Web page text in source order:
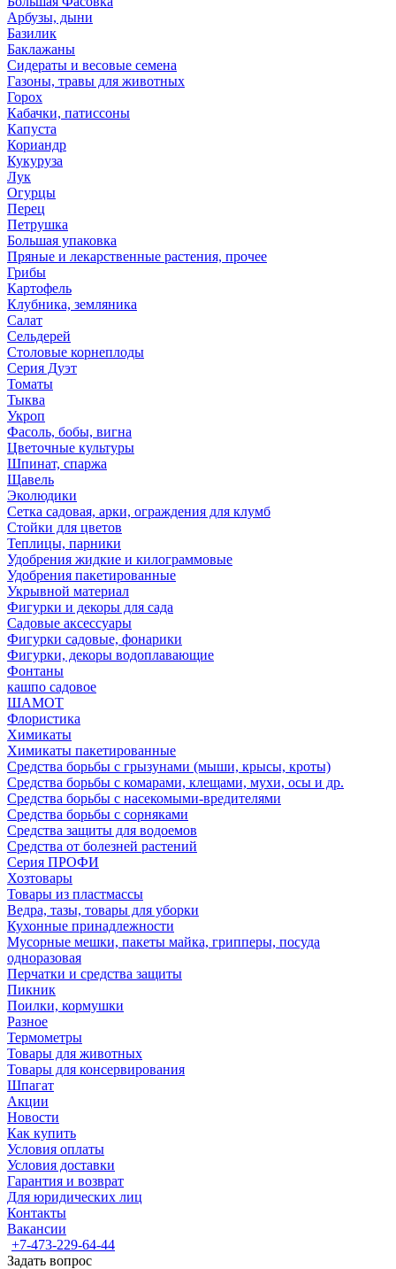
Арбузы, дыни
Базилик
Баклажаны
Сидераты и весовые семена
Газоны, травы для животных
Горох
Кабачки, патиссоны
Капуста
Кориандр
Кукуруза
Лук
Огурцы
Перец
Петрушка
Большая упаковка
Пряные и лекарственные растения, прочее
Грибы
Картофель
Клубника, земляника
Салат
Сельдерей
Столовые корнеплоды
Серия Дуэт
Томаты
Тыква
Укроп
Фасоль, бобы, вигна
Цветочные культуры
Шпинат, спаржа
Щавель
Эколюдики
Сетка садовая, арки, ограждения для клумб
Стойки для цветов
Теплицы, парники
Удобрения жидкие и килограммовые
Удобрения пакетированные
Укрывной материал
Фигурки и декоры для сада
Садовые аксессуары
Фигурки садовые, фонарики
Фигурки, декоры водоплавающие
Фонтаны
кашпо садовое
ШАМОТ
Флористика
Химикаты
Химикаты пакетированные
Средства борьбы с грызунами (мыши, крысы, кроты)
Средства борьбы с комарами, клещами, мухи, осы и др.
Средства борьбы с насекомыми-вредителями
Средства борьбы с сорняками
Средства защиты для водоемов
Средства от болезней растений
Серия ПРОФИ
Хозтовары
Товары из пластмассы
Ведра, тазы, товары для уборки
Кухонные принадлежности
Мусорные мешки, пакеты майка, грипперы, посуда
одноразовая
Перчатки и средства защиты
Пикник
Поилки, кормушки
Разное
Термометры
Товары для животных
Товары для консервирования
Шпагат
Акции
Новости
Как купить
Условия оплаты
Условия доставки
Гарантия и возврат
Для юридических лиц
Контакты
Вакансии
+7-473-229-64-44
Задать вопрос